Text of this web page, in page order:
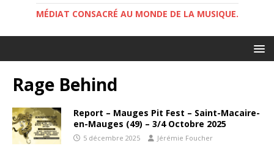
MÉDIAT CONSACRÉ AU MONDE DE LA MUSIQUE.
Rage Behind
Report – Mauges Pit Fest – Saint-Macaire-
en-Mauges (49) – 3/4 Octobre 2025
5 décembre 2025 Jérémie Foucher